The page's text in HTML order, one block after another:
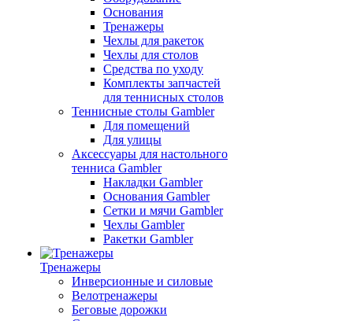
Основания
Тренажеры
Чехлы для ракеток
Чехлы для столов
Средства по уходу
Комплекты запчастей
для теннисных столов
Теннисные столы Gambler
Для помещений
Для улицы
Аксессуары для настольного
тенниса Gambler
Накладки Gambler
Основания Gambler
Сетки и мячи Gambler
Чехлы Gambler
Ракетки Gambler
Тренажеры
Инверсионные и силовые
Велотренажеры
Беговые дорожки